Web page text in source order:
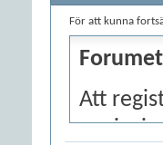
För att kunna
Att